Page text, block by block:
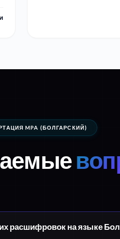
MPA (БОЛГАРСКИЙ)
расшифровок на языке